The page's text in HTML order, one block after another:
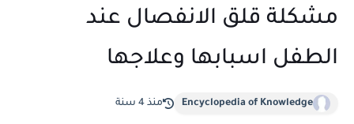
مشكلة قلق الانفصال عند
الطفل اسبابها وعلاجها
Encyclopedia of Knowledge منذ 4 سنة